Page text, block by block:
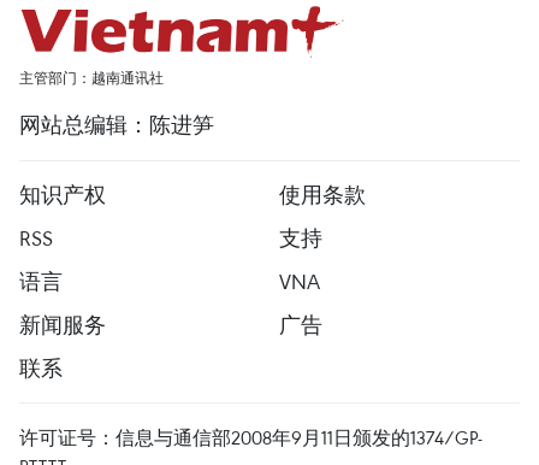
主管部门：越南通讯社
网站总编辑：陈进笋
知识产权
使用条款
RSS
支持
语言
VNA
新闻服务
广告
联系
许可证号：信息与通信部2008年9月11日颁发的1374/GP-